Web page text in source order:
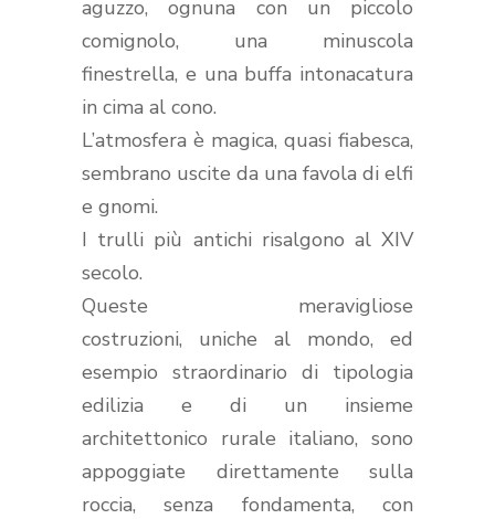
aguzzo, ognuna con un piccolo
comignolo, una minuscola
finestrella, e una buffa intonacatura
in cima al cono.
L’atmosfera è magica, quasi fiabesca,
sembrano uscite da una favola di elfi
e gnomi.
I trulli più antichi risalgono al XIV
secolo.
Queste meravigliose
costruzioni, uniche al mondo, ed
esempio straordinario di tipologia
edilizia e di un insieme
architettonico rurale italiano, sono
appoggiate direttamente sulla
roccia, senza fondamenta, con